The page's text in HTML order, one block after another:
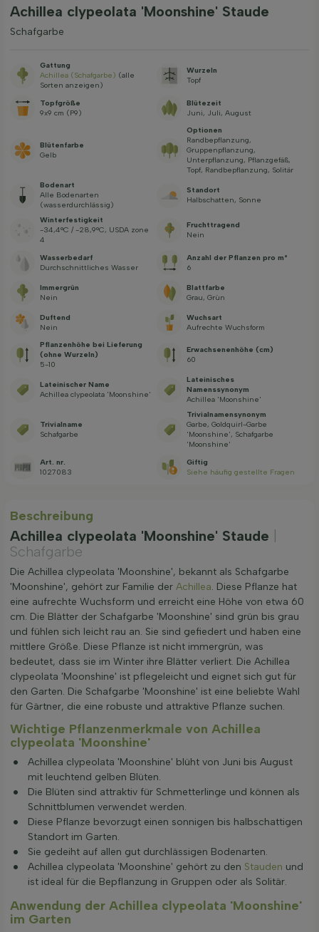
Achillea clypeolata 'Moonshine' Staude
Schafgarbe
Gattung
Achillea (Schafgarbe) (alle
Sorten anzeigen)
Wurzeln
Topf
Topfgröße
9x9 cm (P9)
Blütezeit
Juni, Juli, August
Blütenfarbe
Gelb
Optionen
Randbepflanzung,
Gruppenpflanzung,
Unterpflanzung, Pflanzgefäß,
Topf, Randbepflanzung, Solitär
Bodenart
Alle Bodenarten
(wasserdurchlässig)
Standort
Halbschatten, Sonne
Winterfestigkeit
-34,4°C / -28,9°C, USDA zone
4
Fruchttragend
Nein
Wasserbedarf
Durchschnittliches Wasser
Anzahl der Pflanzen pro m²
6
Immergrün
Nein
Blattfarbe
Grau, Grün
Duftend
Nein
Wuchsart
Aufrechte Wuchsform
Pflanzenhöhe bei Lieferung
(ohne Wurzeln)
5-10
Erwachsenenhöhe (cm)
60
Lateinischer Name
Achillea clypeolata 'Moonshine'
Lateinisches
Namenssynonym
Achillea 'Moonshine'
Trivialname
Schafgarbe
Trivialnamensynonym
Garbe, Goldquirl-Garbe
'Moonshine', Schafgarbe
'Moonshine'
Art. nr.
1027083
Giftig
Siehe häufig gestellte Fragen
Beschreibung
Achillea clypeolata 'Moonshine' Staude
Schafgarbe
Die Achillea clypeolata 'Moonshine', bekannt als Schafgarbe
'Moonshine', gehört zur Familie der Achillea. Diese Pflanze hat
eine aufrechte Wuchsform und erreicht eine Höhe von etwa 60
cm. Die Blätter der Schafgarbe 'Moonshine' sind grün bis grau
und fühlen sich leicht rau an. Sie sind gefiedert und haben eine
mittlere Größe. Diese Pflanze ist nicht immergrün, was
bedeutet, dass sie im Winter ihre Blätter verliert. Die Achillea
clypeolata 'Moonshine' ist pflegeleicht und eignet sich gut für
den Garten. Die Schafgarbe 'Moonshine' ist eine beliebte Wahl
für Gärtner, die eine robuste und attraktive Pflanze suchen.
Wichtige Pflanzenmerkmale von Achillea
clypeolata 'Moonshine'
Achillea clypeolata 'Moonshine' blüht von Juni bis August
mit leuchtend gelben Blüten.
Die Blüten sind attraktiv für Schmetterlinge und können als
Schnittblumen verwendet werden.
Diese Pflanze bevorzugt einen sonnigen bis halbschattigen
Standort im Garten.
Sie gedeiht auf allen gut durchlässigen Bodenarten.
Achillea clypeolata 'Moonshine' gehört zu den Stauden und
ist ideal für die Bepflanzung in Gruppen oder als Solitär.
Anwendung der Achillea clypeolata 'Moonshine'
im Garten